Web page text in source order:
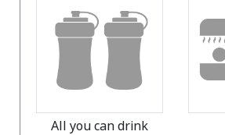
All you can drink